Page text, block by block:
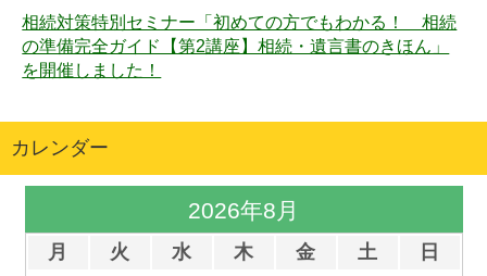
相続対策特別セミナー「初めての方でもわかる！ 相続
の準備完全ガイド【第2講座】相続・遺言書のきほん」
を開催しました！
カレンダー
2026年8月
月 火 水 木 金 土 日